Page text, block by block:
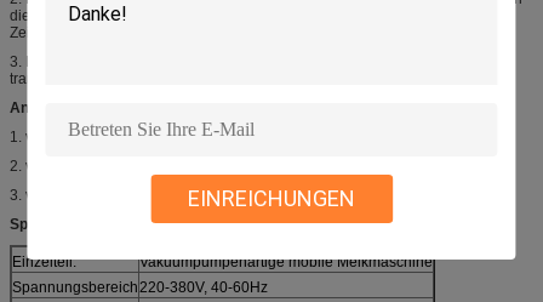
EINREICHUNGEN
die Vakuumteile keine Luft, wenn es den bewerteten Vakuumgrad, es ist- die
Zeit zu melken erreicht.
3. Eimer der Milch 25L, Material konnte Edelstahl sein, Aluminium- oder
transparent.
Anwendungen:
1. verwendet für Kuh
2. verwendet in den Molkereien
3. verwendet für private Anleger
Spezifikationen:
Einzelteil:
Vakuumpumpenartige mobile Melkmaschine
Spannungsbereich220-380V, 40-60Hz